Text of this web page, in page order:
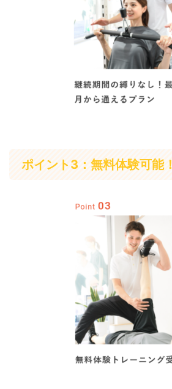
ポイント3：無料体験可能！